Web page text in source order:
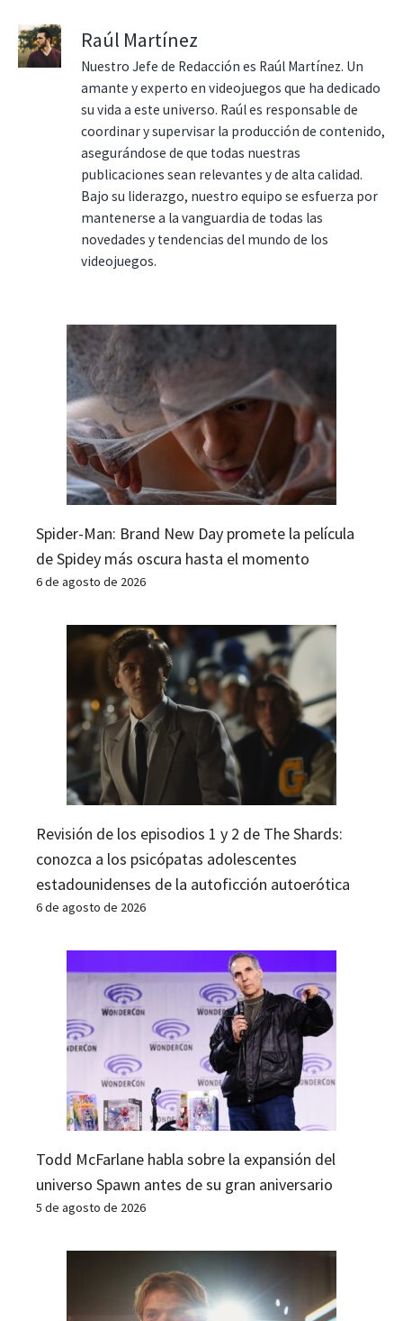
Raúl Martínez
Nuestro Jefe de Redacción es Raúl Martínez. Un
amante y experto en videojuegos que ha dedicado
su vida a este universo. Raúl es responsable de
coordinar y supervisar la producción de contenido,
asegurándose de que todas nuestras
publicaciones sean relevantes y de alta calidad.
Bajo su liderazgo, nuestro equipo se esfuerza por
mantenerse a la vanguardia de todas las
novedades y tendencias del mundo de los
videojuegos.
Spider-Man: Brand New Day promete la película
de Spidey más oscura hasta el momento
6 de agosto de 2026
Revisión de los episodios 1 y 2 de The Shards:
conozca a los psicópatas adolescentes
estadounidenses de la autoficción autoerótica
6 de agosto de 2026
Todd McFarlane habla sobre la expansión del
universo Spawn antes de su gran aniversario
5 de agosto de 2026